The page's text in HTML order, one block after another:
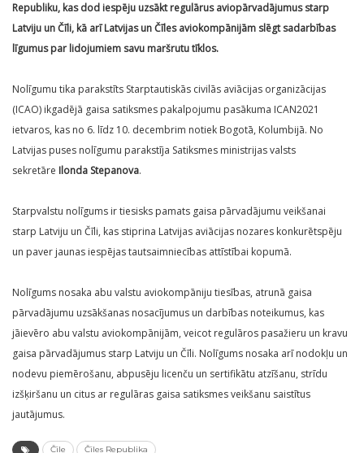
Republiku, kas dod iespēju uzsākt regulārus aviopārvadājumus starp
Latviju un Čīli, kā arī Latvijas un Čīles aviokompānijām slēgt sadarbības
līgumus par lidojumiem savu maršrutu tīklos.
Nolīgumu tika parakstīts Starptautiskās civilās aviācijas organizācijas
(ICAO) ikgadējā gaisa satiksmes pakalpojumu pasākuma ICAN2021
ietvaros, kas no 6. līdz 10. decembrim notiek Bogotā, Kolumbijā. No
Latvijas puses nolīgumu parakstīja Satiksmes ministrijas valsts
sekretāre Ilonda Stepanova.
Starpvalstu nolīgums ir tiesisks pamats gaisa pārvadājumu veikšanai
starp Latviju un Čīli, kas stiprina Latvijas aviācijas nozares konkurētspēju
un paver jaunas iespējas tautsaimniecības attīstībai kopumā.
Nolīgums nosaka abu valstu aviokompāniju tiesības, atrunā gaisa
pārvadājumu uzsākšanas nosacījumus un darbības noteikumus, kas
jāievēro abu valstu aviokompānijām, veicot regulāros pasažieru un kravu
gaisa pārvadājumus starp Latviju un Čīli. Nolīgums nosaka arī nodokļu un
nodevu piemērošanu, abpusēju licenču un sertifikātu atzīšanu, strīdu
izšķiršanu un citus ar regulāras gaisa satiksmes veikšanu saistītus
jautājumus.
Čīle Čīles Republika